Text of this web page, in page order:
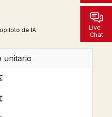
Live-
Chat
de IA
unitario